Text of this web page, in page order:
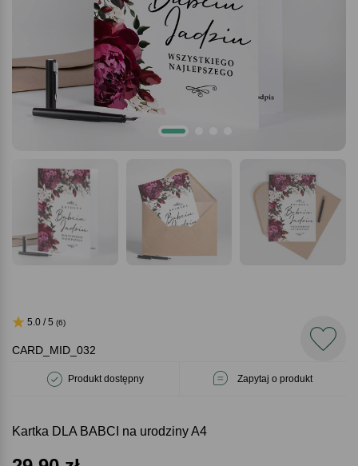
CARD_MID_032
Produkt dostępny Zapytaj o produkt
5.0 / 5 (6)
Kartka DLA BABCI na urodziny A4